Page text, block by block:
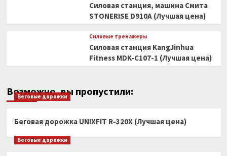
Силовая станция, машина Смита
STONERISE D910A (Лучшая цена)
Силовые тренажеры
Силовая станция KangJinhua
Fitness MDK-C107-1 (Лучшая цена)
Возможно, вы пропустили:
Беговые дорожки
Беговая дорожка UNIXFIT R-320X (Лучшая цена)
Беговые дорожки